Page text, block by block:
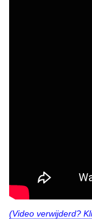
(Video verwijderd?